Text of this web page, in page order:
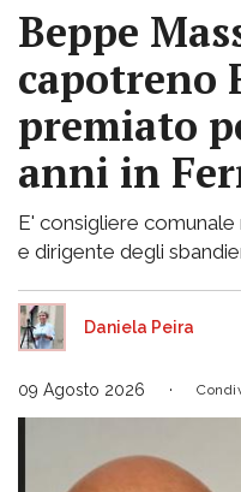
Beppe
capotreno
premiato
anni in
E' consigliere
e dirigente degli
Daniela Peira
09 Agosto 2026